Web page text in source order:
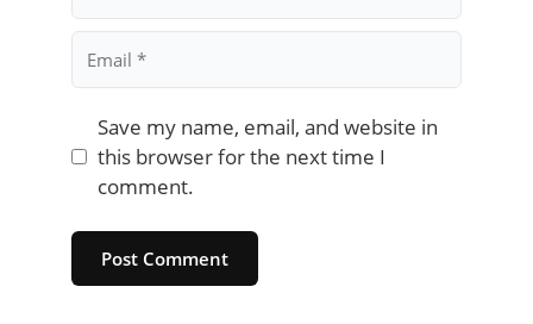
Save my name, email, and website in
this browser for the next time I
comment.
Website